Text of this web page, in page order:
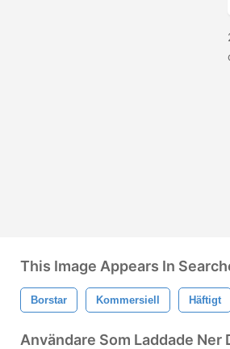
This Image Appears In
Borstar Kommersiell Häftigt
Användare Som Laddade Ner